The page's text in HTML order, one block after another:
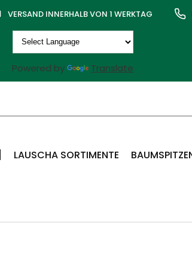
VERSAND INNERHALB VON 1 WERKTAG
Powered by Translate
LAUSCHA SORTIMENTE